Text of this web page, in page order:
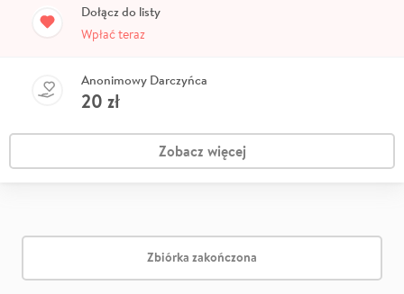
Dołącz do listy
Wpłać teraz
Anonimowy Darczyńca
20 zł
Zobacz więcej
Zbiórka zakończona